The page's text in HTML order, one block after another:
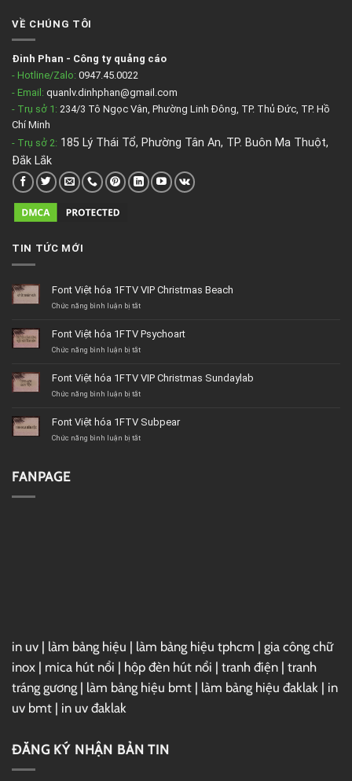
VỀ CHÚNG TÔI
Đinh Phan - Công ty quảng cáo
- Hotline/Zalo: 0947.45.0022
- Email: quanlv.dinhphan@gmail.com
- Trụ sở 1: 234/3 Tô Ngọc Vân, Phường Linh Đông, TP. Thủ Đức, TP. Hồ
Chí Minh
- Trụ sở 2: 185 Lý Thái Tổ, Phường Tân An, TP. Buôn Ma Thuột,
Đắk Lắk
TIN TỨC MỚI
Font Việt hóa 1FTV VIP Christmas Beach
Chức năng bình luận bị tắtở
hóa
1FTV
Beach
Font Việt hóa 1FTV Psychoart
Chức năng bình luận bị tắtở
hóa
1FTV
Font Việt hóa 1FTV VIP Christmas Sundaylab
Chức năng bình luận bị tắtở
hóa
1FTV
Font Việt hóa 1FTV Subpear
Chức năng bình luận bị tắtở
FANPAGE
in uv | làm bảng hiệu | làm bảng hiệu tphcm | gia công chữ
inox | mica hút nổi | hộp đèn hút nổi | tranh điện | tranh
tráng gương | làm bảng hiệu bmt | làm bảng hiệu đaklak | in
uv bmt | in uv đaklak
ĐĂNG KÝ NHẬN BẢN TIN